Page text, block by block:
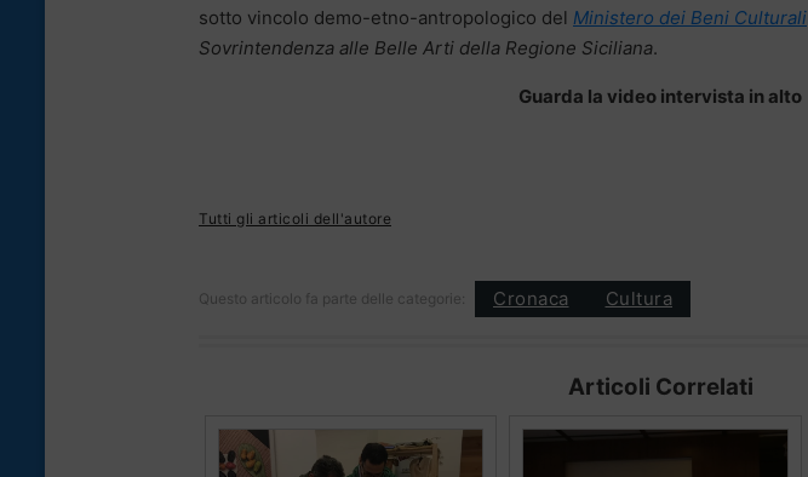
sotto vincolo demo-etno-antropologico del Ministero dei Beni Culturali
Sovrintendenza alle Belle Arti della Regione Siciliana.
Guarda la video intervista in alto
Tutti gli articoli dell'autore
Questo articolo fa parte delle categorie: Cronaca Cultura
Articoli Correlati